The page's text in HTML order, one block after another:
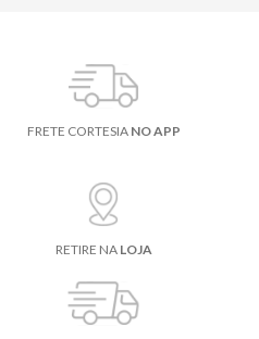
FRETE CORTESIA NO APP
RETIRE NA LOJA